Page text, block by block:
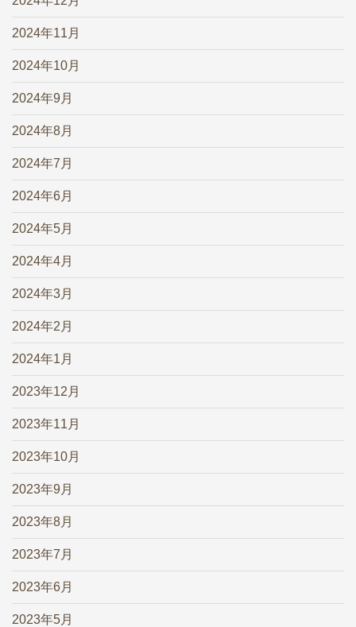
2024年11月
2024年10月
2024年9月
2024年8月
2024年7月
2024年6月
2024年5月
2024年4月
2024年3月
2024年2月
2024年1月
2023年12月
2023年11月
2023年10月
2023年9月
2023年8月
2023年7月
2023年6月
2023年5月